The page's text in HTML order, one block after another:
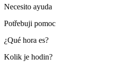
Necesito ayuda
Potřebuji pomoc
¿Qué hora es?
Kolik je hodin?